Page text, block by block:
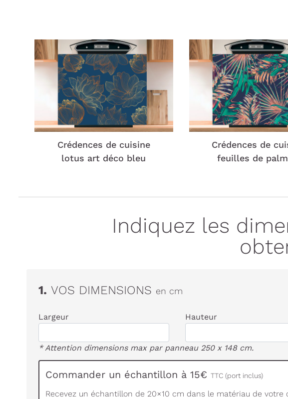
Crédences de cuisine
lotus art déco bleu
Crédences de
feuilles de
Indiquez les
1. VOS DIMENSIONS en cm
Largeur Hauteur
* Attention dimensions max par panneau 250 x 148 cm.
Commander un échantillon à 15€ TTC (port inclus)
Recevez un échantillon de 20×10 cm dans le matériau de votre